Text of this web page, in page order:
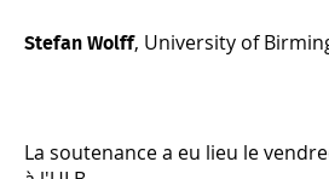
Stefan Wolff, University of
La soutenance a eu lieu le